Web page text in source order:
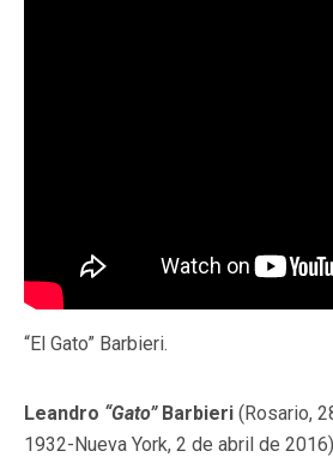
“El Gato” Barbieri.
Leandro “Gato”Barbieri (Rosario,
1932-Nueva York, 2 de abril de